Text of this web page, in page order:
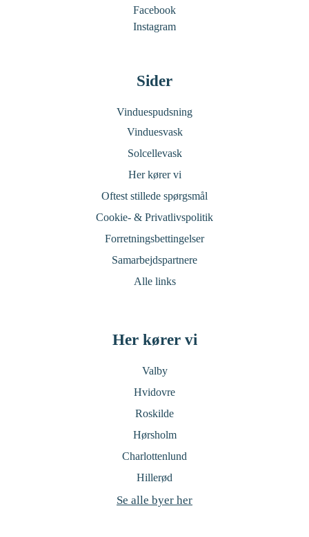
Facebook
Instagram
Sider
Vinduespudsning
Vinduesvask
Solcellevask
Her kører vi
Oftest stillede spørgsmål
Cookie- & Privatlivspolitik
Forretningsbettingelser
Samarbejdspartnere
Alle links
Her kører vi
Valby
Hvidovre
Roskilde
Hørsholm
Charlottenlund
Hillerød
Se alle byer her